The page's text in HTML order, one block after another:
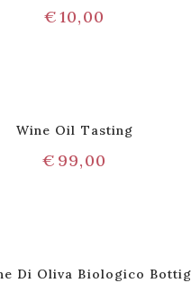
€10,00
Wine Oil Tasting
€ 99,00
Di Oliva Biologico